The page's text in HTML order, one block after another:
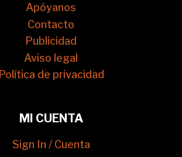
Apóyanos
Contacto
Publicidad
Aviso legal
Política de privacidad
MI CUENTA
Sign In / Cuenta